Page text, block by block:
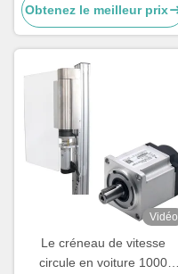
permanent 100
Obtenez le meilleur prix
Vidéo
Le créneau de vitesse
circule en voiture 1000